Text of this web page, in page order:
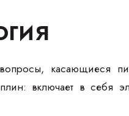
касающиеся
включает в себя